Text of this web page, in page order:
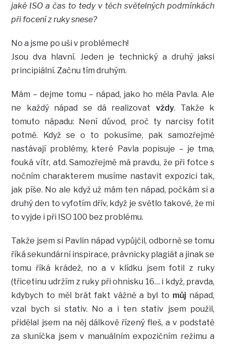
jaké ISO a čas to tedy v těch světelných podmínkách
při focení z ruky snese?
No a jsme po uši v problémech!
Jsou dva hlavní. Jeden je technický a druhý jaksi
principiální. Začnu tím druhým.
Mám – dejme tomu – nápad, jako ho měla Pavla. Ale
ne každý nápad se dá realizovat vždy. Takže k
tomuto nápadu: Není důvod, proč ty narcisy fotit
potmě. Když se o to pokusíme, pak samozřejmě
nastávají problémy, které Pavla popisuje – je tma,
fouká vítr, atd. Samozřejmě má pravdu, že při fotce s
nočním charakterem musíme nastavit expozici tak,
jak píše. No ale když už mám ten nápad, počkám si a
druhý den to vyfotím dřív, když je světlo takové, že mi
to vyjde i při ISO 100 bez problému.
Takže jsem si Pavlin nápad vypůjčil, odborně se tomu
říká sekundární inspirace, právnicky plagiát a jinak se
tomu říká krádež, no a v klídku jsem fotil z ruky
(třicetinu udržím z ruky při ohnisku 16… i když, pravda,
kdybych to měl brát fakt vážně a byl to můj nápad,
vzal bych si stativ. No a i ten stativ jsem použil,
přidělal jsem na něj dálkově řízený fleš, a v podstatě
za sluníčka jsem v manuálním expozičním režimu a